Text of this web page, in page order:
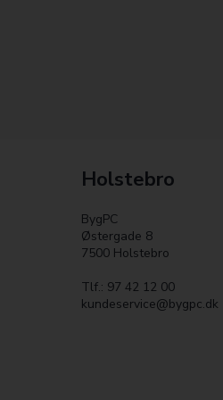
Holstebro
BygPC
Østergade 8
7500 Holstebro
Tlf.: 97 42 12 00
kundeservice@bygpc.dk